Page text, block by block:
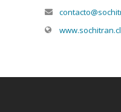
www.sochitran.cl